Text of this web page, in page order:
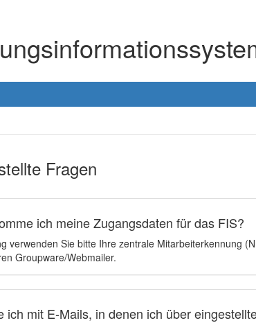
Fragen
ich meine Zugangsdaten für das FIS?
verwenden Sie bitte Ihre zentrale Mitarbeiterkennung
Groupware/Webmailer.
ich mit E-Mails, in denen ich über